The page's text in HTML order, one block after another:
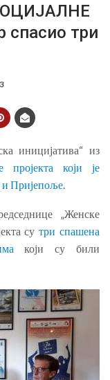
спасио три
иницијатива“ из
пројекта који је
и Пријепоље.
„Женске
сутри спашена
који су били